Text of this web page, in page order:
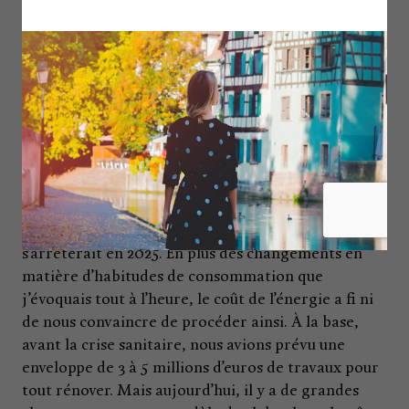
Ce qui aurait pu être peut-être plus efficace, c’est
de monter un collectif d’artisans et de chefs
d’entreprise victimes de ces pratiques, mais
l’expérience montre qu’il ne faut pas se leurrer, je
ne crois pas trop à cette action de solidarité entre
commerçants.
Nous avons donc vendu notre affaire et nous avons
déjà informé nos clients que notre activité
s’arrêterait en 2025. En plus des changements en
matière d’habitudes de consommation que
j’évoquais tout à l’heure, le coût de l’énergie a fi ni
de nous convaincre de procéder ainsi. À la base,
avant la crise sanitaire, nous avions prévu une
enveloppe de 3 à 5 millions d’euros de travaux pour
tout rénover. Mais aujourd’hui, il y a de grandes